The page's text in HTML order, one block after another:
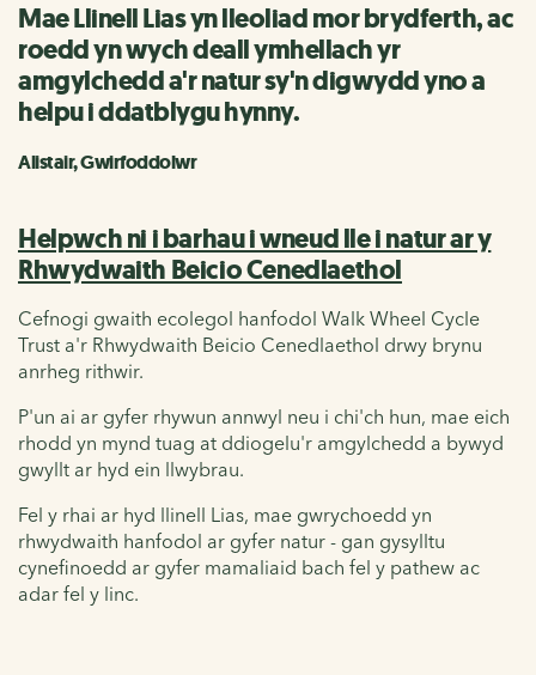
Mae Llinell Lias yn lleoliad mor brydferth, ac
roedd yn wych deall ymhellach yr
amgylchedd a'r natur sy'n digwydd yno a
helpu i ddatblygu hynny.
Alistair, Gwirfoddolwr
Helpwch ni i barhau i wneud lle i natur ar y
Rhwydwaith Beicio Cenedlaethol
Cefnogi gwaith ecolegol hanfodol Walk Wheel Cycle
Trust a'r Rhwydwaith Beicio Cenedlaethol drwy brynu
anrheg rithwir.
P'un ai ar gyfer rhywun annwyl neu i chi'ch hun, mae eich
rhodd yn mynd tuag at ddiogelu'r amgylchedd a bywyd
gwyllt ar hyd ein llwybrau.
Fel y rhai ar hyd llinell Lias, mae gwrychoedd yn
rhwydwaith hanfodol ar gyfer natur - gan gysylltu
cynefinoedd ar gyfer mamaliaid bach fel y pathew ac
adar fel y linc.